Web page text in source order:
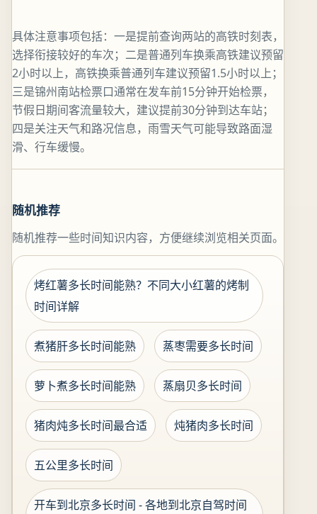
具体注意事项包括：一是提前查询两站的高铁时刻表，
选择衔接较好的车次；二是普通列车换乘高铁建议预留
2小时以上，高铁换乘普通列车建议预留1.5小时以上；
三是锦州南站检票口通常在发车前15分钟开始检票，
节假日期间客流量较大，建议提前30分钟到达车站；
四是关注天气和路况信息，雨雪天气可能导致路面湿
滑、行车缓慢。
随机推荐
随机推荐一些时间知识内容，方便继续浏览相关页面。
烤红薯多长时间能熟？不同大小红薯的烤制
时间详解
煮猪肝多长时间能熟 蒸枣需要多长时间
萝卜煮多长时间能熟 蒸扇贝多长时间
猪肉炖多长时间最合适 炖猪肉多长时间
五公里多长时间
开车到北京多长时间 - 各地到北京自驾时间